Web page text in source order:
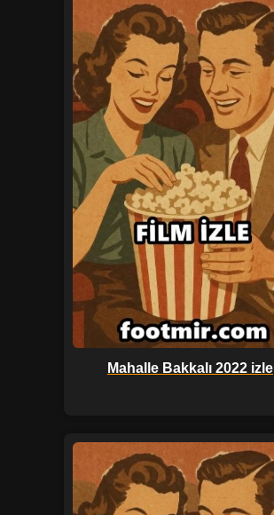
Mahalle Bakkalı 2022 izle